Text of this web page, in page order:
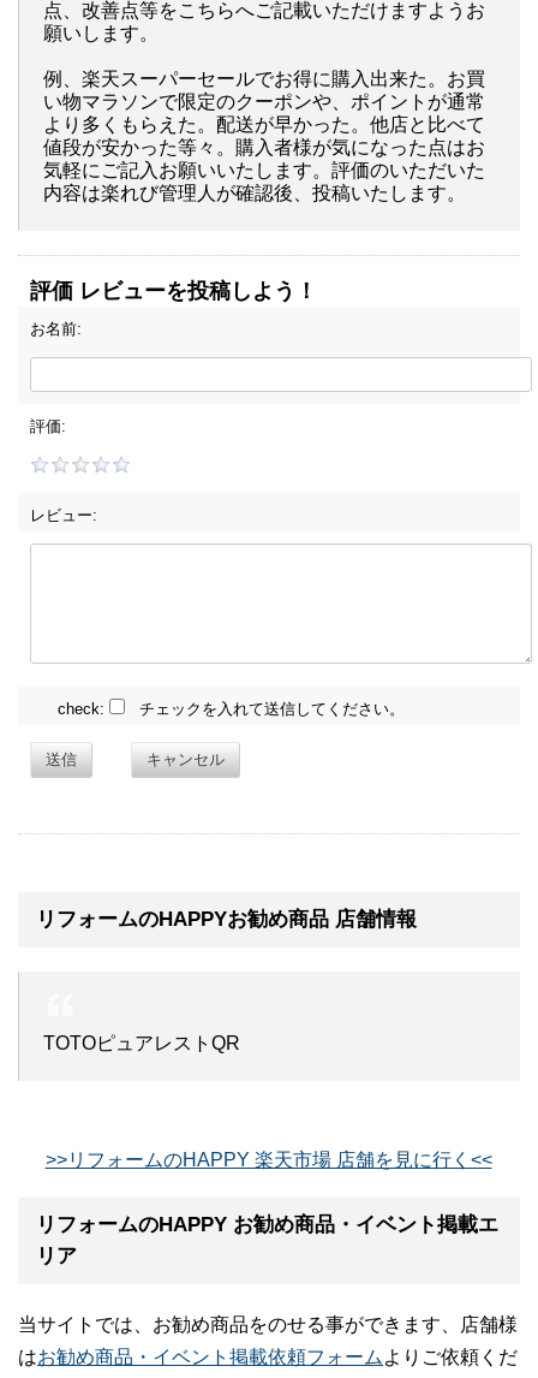
点、改善点等をこちらへご記載いただけますようお
願いします。
例、楽天スーパーセールでお得に購入出来た。お買
い物マラソンで限定のクーポンや、ポイントが通常
より多くもらえた。配送が早かった。他店と比べて
値段が安かった等々。購入者様が気になった点はお
気軽にご記入お願いいたします。評価のいただいた
内容は楽れび管理人が確認後、投稿いたします。
評価 レビューを投稿しよう！
お名前:
評価:
レビュー:
check: チェックを入れて送信してください。
送信 キャンセル
リフォームのHAPPYお勧め商品 店舗情報
TOTOピュアレストQR
>>リフォームのHAPPY 楽天市場 店舗を見に行く<<
リフォームのHAPPY お勧め商品・イベント掲載エ
リア
当サイトでは、お勧め商品をのせる事ができます、店舗様
はお勧め商品・イベント掲載依頼フォーム よりご依頼くだ